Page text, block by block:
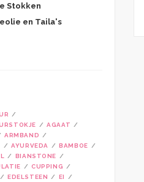
Stokken
en Taila's
AGAAT
ARMBAND
AYURVEDA
BAMBOE
BIANSTONE
CUPPING
EDELSTEEN
EI